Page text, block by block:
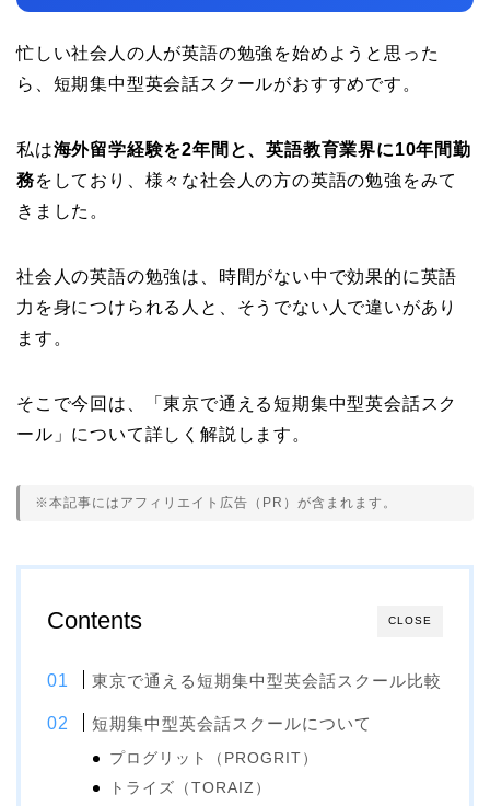
忙しい社会人の人が英語の勉強を始めようと思った
ら、短期集中型英会話スクールがおすすめです。
私は海外留学経験を2年間と、英語教育業界に10年間勤
務をしており、様々な社会人の方の英語の勉強をみて
きました。
社会人の英語の勉強は、時間がない中で効果的に英語
力を身につけられる人と、そうでない人で違いがあり
ます。
そこで今回は、「東京で通える短期集中型英会話スク
ール」について詳しく解説します。
※本記事にはアフィリエイト広告（PR）が含まれます。
CLOSE
Contents
東京で通える短期集中型英会話スクール比較
短期集中型英会話スクールについて
プログリット（PROGRIT）
トライズ（TORAIZ）